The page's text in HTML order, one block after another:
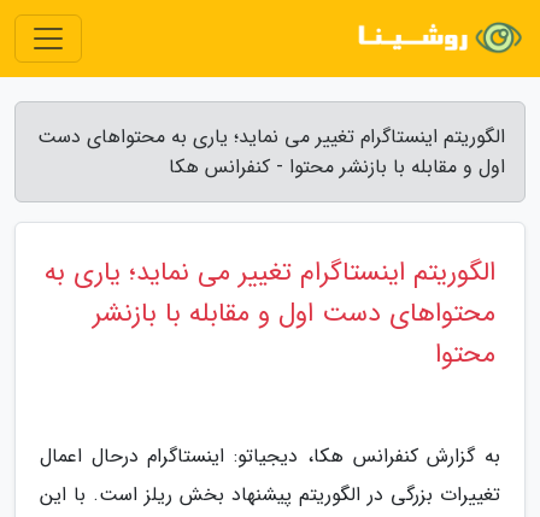
الگوریتم اینستاگرام تغییر می نماید؛ یاری به محتواهای دست
اول و مقابله با بازنشر محتوا - کنفرانس هکا
الگوریتم اینستاگرام تغییر می نماید؛ یاری به
محتواهای دست اول و مقابله با بازنشر
محتوا
به گزارش کنفرانس هکا، دیجیاتو: اینستاگرام درحال اعمال
تغییرات بزرگی در الگوریتم پیشنهاد بخش ریلز است. با این